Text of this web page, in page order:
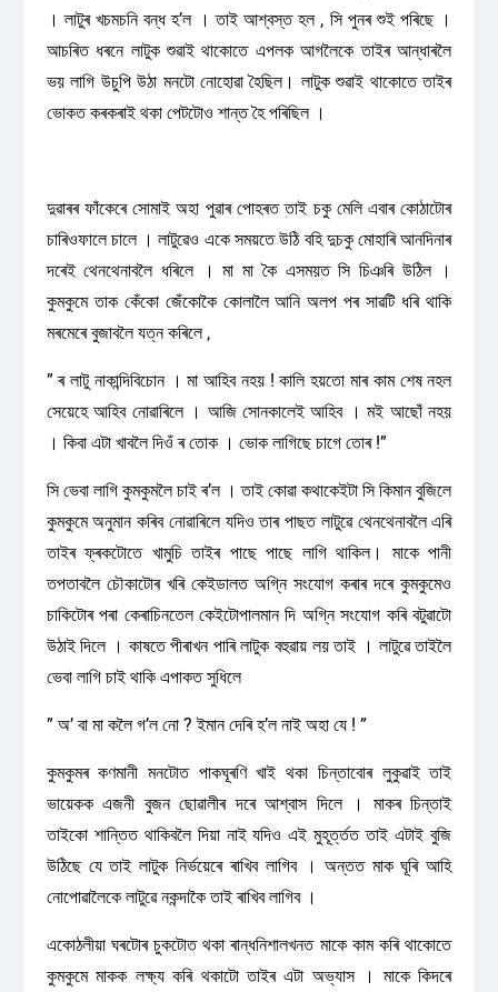
। লাটুৰ খচমচনি বন্ধ হ’ল । তাই আশ্বস্ত হল , সি পুনৰ শুই পৰিছে ।
আচৰিত ধৰনে লাটুক শুৱাই থাকোতে এপলক আগলৈকে তাইৰ আন্ধাৰলৈ
ভয় লাগি উচুপি উঠা মনটো নোহোৱা হৈছিল। লাটুক শুৱাই থাকোতে তাইৰ
ভোকত কৰকৰাই থকা পেটটোও শান্ত হৈ পৰিছিল ।
দুৱাৰৰ ফাঁকেৰে সোমাই অহা পুৱাৰ পোহৰত তাই চকু মেলি এবাৰ কোঠাটোৰ
চাৰিওফালে চালে । লাটুৱেও একে সময়তে উঠি বহি দুচকু মোহাৰি আনদিনাৰ
দৰেই থেনথেনাবলৈ ধৰিলে । মা মা কৈ এসময়ত সি চিঞৰি উঠিল ।
কুমকুমে তাক কেঁকো জেঁকোকৈ কোলালৈ আনি অলপ পৰ সাৱটি ধৰি থাকি
মৰমেৰে বুজাবলৈ যত্ন কৰিলে ,
” ৰ লাটু নাকান্দিবিচোন । মা আহিব নহয় ! কালি হয়তো মাৰ কাম শেষ নহল
সেয়েহে আহিব নোৱাৰিলে । আজি সোনকালেই আহিব । মই আছোঁ নহয়
। কিবা এটা খাবলৈ দিওঁ ৰ তোক । ভোক লাগিছে চাগে তোৰ !”
সি ভেবা লাগি কুমকুমলৈ চাই ৰ’ল । তাই কোৱা কথাকেইটা সি কিমান বুজিলে
কুমকুমে অনুমান কৰিব নোৱাৰিলে যদিও তাৰ পাছত লাটুৱে থেনথেনাবলৈ এৰি
তাইৰ ফ্ৰকটোতে খামুচি তাইৰ পাছে পাছে লাগি থাকিল। মাকে পানী
তপতাবলৈ চৌকাটোৰ খৰি কেইডালত অগ্নি সংযোগ কৰাৰ দৰে কুমকুমেও
চাকিটোৰ পৰা কেৰাচিনতেল কেইটোপালমান দি অগ্নি সংযোগ কৰি বটুৱাটো
উঠাই দিলে । কাষতে পীৰাখন পাৰি লাটুক বহুৱায় লয় তাই । লাটুৱে তাইলৈ
ভেবা লাগি চাই থাকি এপাকত সুধিলে
” অ’ বা মা কলৈ গ’ল নো ? ইমান দেৰি হ’ল নাই অহা যে ! ”
কুমকুমৰ কণমানী মনটোত পাকঘূৰণি খাই থকা চিন্তাবোৰ লুকুৱাই তাই
ভায়েকক এজনী বুজন ছোৱালীৰ দৰে আশ্বাস দিলে । মাকৰ চিন্তাই
তাইকো শান্তিত থাকিবলৈ দিয়া নাই যদিও এই মুহূৰ্ত্তত তাই এটাই বুজি
উঠিছে যে তাই লাটুক নিৰ্ভয়েৰে ৰাখিব লাগিব । অন্তত মাক ঘূৰি আহি
নোপোৱালৈকে লাটুৱে নকন্দাকৈ তাই ৰাখিব লাগিব ।
একোঠলীয়া ঘৰটোৰ চুকটোত থকা ৰান্ধনিশালখনত মাকে কাম কৰি থাকোতে
কুমকুমে মাকক লক্ষ্য কৰি থকাটো তাইৰ এটা অভ্যাস । মাকে কিদৰে